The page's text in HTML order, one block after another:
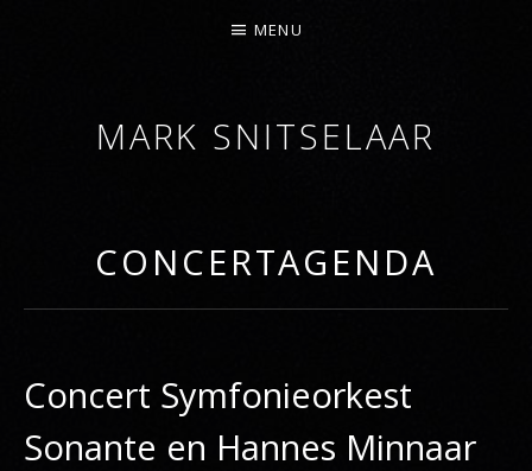
MARK SNITSELAAR
MENU
CONCERTAGENDA
Concert Symfonieorkest
Sonante en Hannes Minnaar